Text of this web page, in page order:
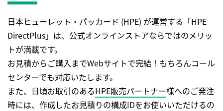
日本ヒューレット・パッカード (HPE) が運営する「HPE
DirectPlus」は、公式オンラインストアならではのメリッ
トが満載です。
お見積からご購入までWebサイトで完結！もちろんコール
センターでも対応いたします。
また、日頃お取引のあるHPE販売パートナー様へのご発注
時には、作成したお見積りの構成IDをお使いいただけるの